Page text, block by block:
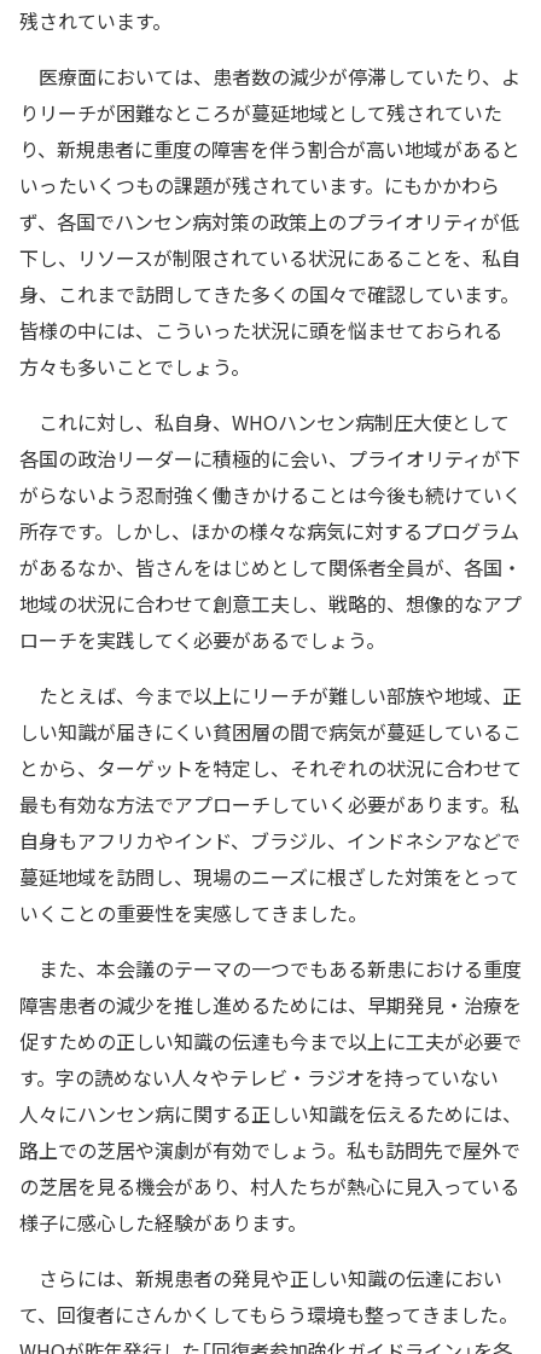
残されています。
医療面においては、患者数の減少が停滞していたり、よ
りリーチが困難なところが蔓延地域として残されていた
り、新規患者に重度の障害を伴う割合が高い地域があると
いったいくつもの課題が残されています。にもかかわら
ず、各国でハンセン病対策の政策上のプライオリティが低
下し、リソースが制限されている状況にあることを、私自
身、これまで訪問してきた多くの国々で確認しています。
皆様の中には、こういった状況に頭を悩ませておられる
方々も多いことでしょう。
これに対し、私自身、WHOハンセン病制圧大使として
各国の政治リーダーに積極的に会い、プライオリティが下
がらないよう忍耐強く働きかけることは今後も続けていく
所存です。しかし、ほかの様々な病気に対するプログラム
があるなか、皆さんをはじめとして関係者全員が、各国・
地域の状況に合わせて創意工夫し、戦略的、想像的なアプ
ローチを実践してく必要があるでしょう。
たとえば、今まで以上にリーチが難しい部族や地域、正
しい知識が届きにくい貧困層の間で病気が蔓延しているこ
とから、ターゲットを特定し、それぞれの状況に合わせて
最も有効な方法でアプローチしていく必要があります。私
自身もアフリカやインド、ブラジル、インドネシアなどで
蔓延地域を訪問し、現場のニーズに根ざした対策をとって
いくことの重要性を実感してきました。
また、本会議のテーマの一つでもある新患における重度
障害患者の減少を推し進めるためには、早期発見・治療を
促すための正しい知識の伝達も今まで以上に工夫が必要で
す。字の読めない人々やテレビ・ラジオを持っていない
人々にハンセン病に関する正しい知識を伝えるためには、
路上での芝居や演劇が有効でしょう。私も訪問先で屋外で
の芝居を見る機会があり、村人たちが熱心に見入っている
様子に感心した経験があります。
さらには、新規患者の発見や正しい知識の伝達におい
て、回復者にさんかくしてもらう環境も整ってきました。